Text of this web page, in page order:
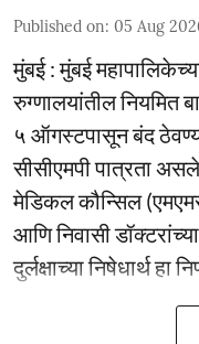
Published on: 05 Aug
मुंबई : मुंबई
रुग्णालयांतील नियमित
५ ऑगस्टपासून बंद
सीसीएमपी पात्रता
मेडिकल कौन्सिल
आणि निवासी
दुर्लक्षाच्या निषेधार्थ हा